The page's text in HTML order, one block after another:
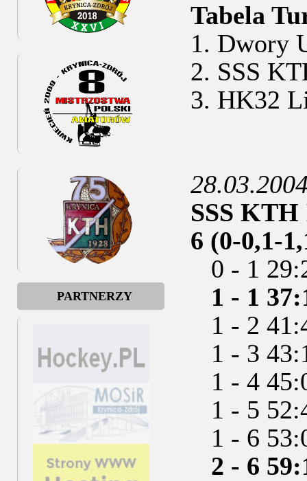
PARTNERZY
Tabela
1. Dwory
2. SSS
3. HK32
SSS
6 (0-0,1-
0 - 1
1 - 1
1 - 2
1 - 3
1 - 4
1 - 5
1 - 6
2 - 6